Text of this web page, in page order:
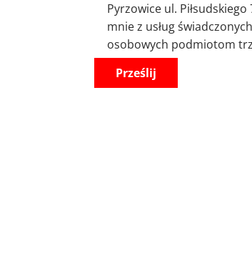
Pyrzowice ul.
mnie z usług
osobowych podmiotom
Prześlij